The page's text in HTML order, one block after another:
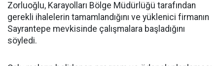
Zorluoğlu, Karayolları Bölge Müdürlüğü tarafından
gerekli ihalelerin tamamlandığını ve yüklenici firmanın
Sayrantepe mevkisinde çalışmalara başladığını
söyledi.